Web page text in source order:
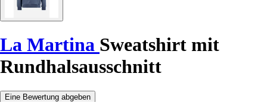
La Martina Sweatshirt mit
Rundhalsausschnitt
Eine Bewertung abgeben